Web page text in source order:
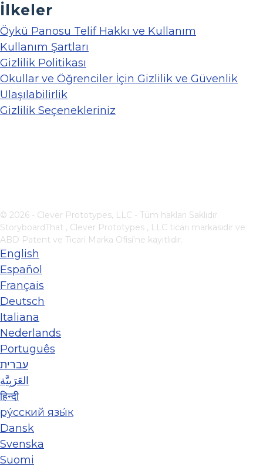
İlkeler
Öykü Panosu Telif Hakkı ve Kullanım
Kullanım Şartları
Gizlilik Politikası
Okullar ve Öğrenciler İçin Gizlilik ve Güvenlik
Ulaşılabilirlik
Gizlilik Seçenekleriniz
© 2026 - Clever Prototypes, LLC - Tüm hakları Saklıdır.
StoryboardThat , Clever Prototypes , LLC ticari markasıdır ve
ABD Patent ve Ticari Marka Ofisi'ne kayıtlıdır.
English
Español
Français
Deutsch
Italiana
Nederlands
Português
עברית
العَرَبِيَّة
हिन्दी
ру́сский язы́к
Dansk
Svenska
Suomi